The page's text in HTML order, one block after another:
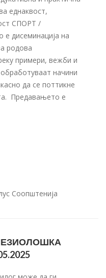
еднаквост,
СПОРТ /
е дисеминација на
родова
примери, вежби и
начини
да се поттикне
Предавањето е
Соопштенија